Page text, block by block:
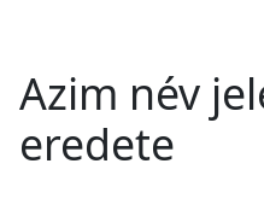
Azim név
eredete